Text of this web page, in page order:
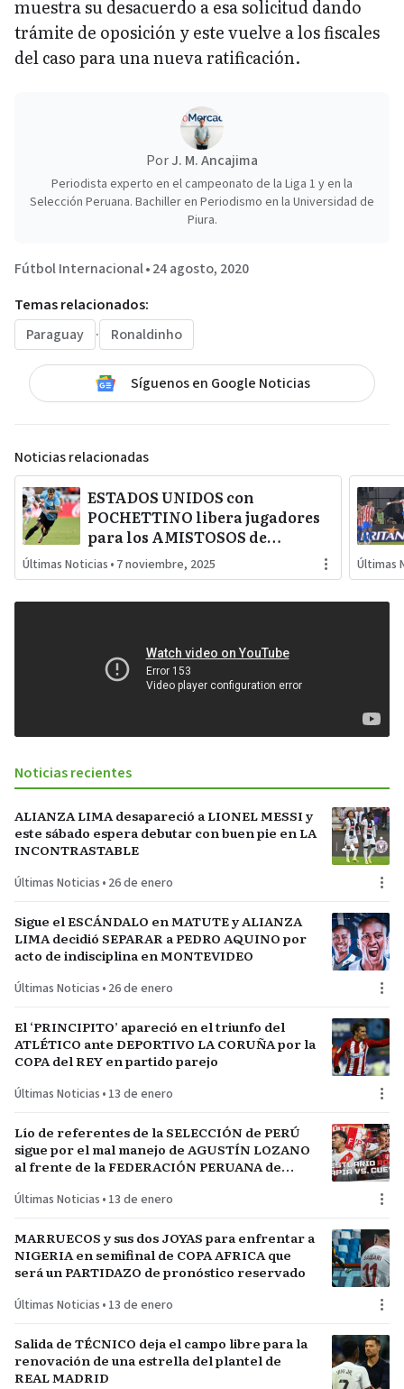
muestra su desacuerdo a esa solicitud dando
trámite de oposición y este vuelve a los fiscales
del caso para una nueva ratificación.
PorJ. M. Ancajima
Periodista experto en el campeonato de la Liga 1 y en la
Selección Peruana. Bachiller en Periodismo en la Universidad de
Piura.
Fútbol Internacional•24 agosto, 2020
Temas relacionados:
Paraguay
· Ronaldinho
Síguenos en Google Noticias
Noticias relacionadas
ESTADOS UNIDOS con
POCHETTINO libera jugadores
para los AMISTOSOS de
noviembre ante PARAGUAY y
URUGUAY
Últimas Noticias • 7 noviembre, 2025 Últimas
Noticias recientes
ALIANZA LIMA desapareció a LIONEL MESSI y
este sábado espera debutar con buen pie en LA
INCONTRASTABLE
Últimas Noticias • 26 de enero
Sigue el ESCÁNDALO en MATUTE y ALIANZA
LIMA decidió SEPARAR a PEDRO AQUINO por
acto de indisciplina en MONTEVIDEO
Últimas Noticias • 26 de enero
El ‘PRINCIPITO’ apareció en el triunfo del
ATLÉTICO ante DEPORTIVO LA CORUÑA por la
COPA del REY en partido parejo
Últimas Noticias • 13 de enero
Lío de referentes de la SELECCIÓN de PERÚ
sigue por el mal manejo de AGUSTÍN LOZANO
al frente de la FEDERACIÓN PERUANA de
Últimas Noticias • 13 de enero
MARRUECOS y sus dos JOYAS para enfrentar a
NIGERIA en semifinal de COPA AFRICA que
será un PARTIDAZO de pronóstico reservado
Últimas Noticias • 13 de enero
Salida de TÉCNICO deja el campo libre para la
renovación de una estrella del plantel de
REAL MADRID